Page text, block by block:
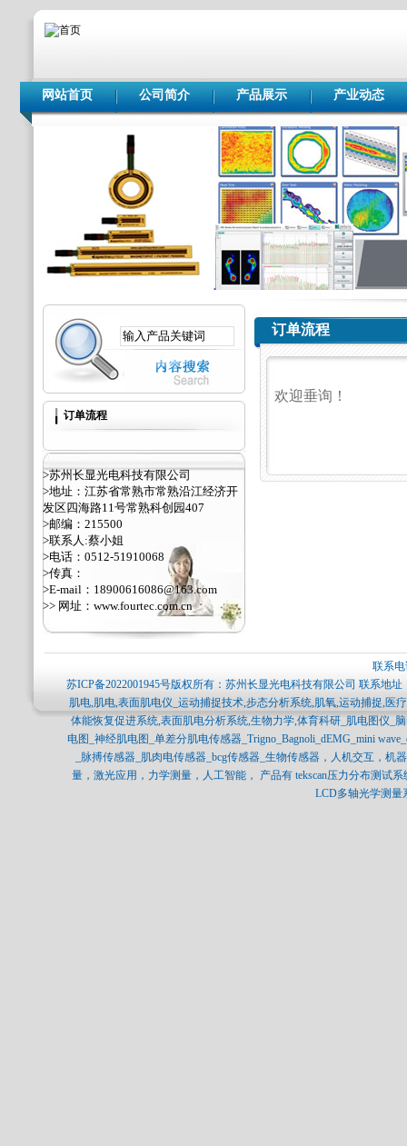
网站首页 公司简介 产品展示 产业动态
订单流程
>苏州长显光电科技有限公司
>地址：江苏省常熟市常熟沿江经济开
发区四海路11号常熟科创园407
>邮编：215500
>联系人:蔡小姐
>电话：0512-51910068
>传真：
>E-mail：18900616086@163.com
>> 网址： www.fourtec.com.cn
订单流程
欢迎垂询！
联系
苏ICP备2022001945号版权所有：苏州长显光电科技有限公司 联系地
肌电,肌电,表面肌电仪_运动捕捉技术,步态分析系统,肌氧,运动捕捉,医
体能恢复促进系统,表面肌电分析系统,生物力学,体育科研_肌电图仪_
电图_神经肌电图_单差分肌电传感器_Trigno_Bagnoli_dEMG_mini
_脉搏传感器_肌肉电传感器_bcg传感器_生物传感器，人机交互，
量，激光应用，力学测量，人工智能， 产品有 tekscan压力分布测试
LCD多轴光学测量